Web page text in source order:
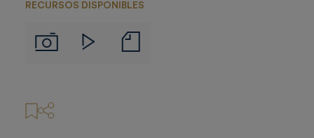
RECURSOS DISPONIBLES
ImágenesVideos
de